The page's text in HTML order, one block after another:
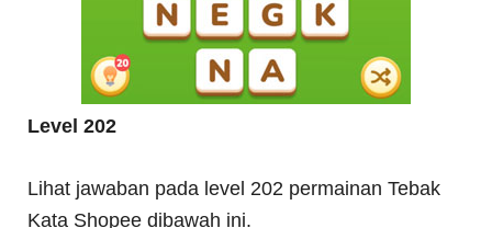
Level 202
Lihat jawaban pada level 202 permainan Tebak
Kata Shopee dibawah ini.